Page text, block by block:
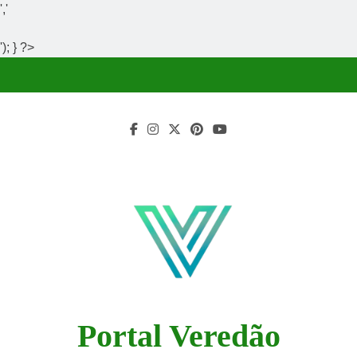
','
'); } ?>
Portal Veredão